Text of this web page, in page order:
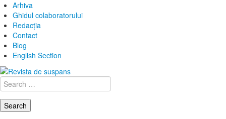
Arhiva
Ghidul colaboratorului
Redacţia
Contact
Blog
English Section
Search
for: